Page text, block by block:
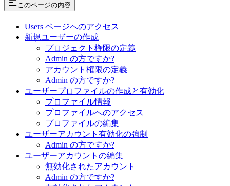
このページの内容
Users ページへのアクセス
新規ユーザーの作成
プロジェクト権限の定義
Admin の方ですか?
アカウント権限の定義
Admin の方ですか?
ユーザープロファイルの作成と有効化
プロファイル情報
プロファイルへのアクセス
プロファイルの編集
ユーザーアカウント有効化の強制
Admin の方ですか?
ユーザーアカウントの編集
無効化されたアカウント
Admin の方ですか?